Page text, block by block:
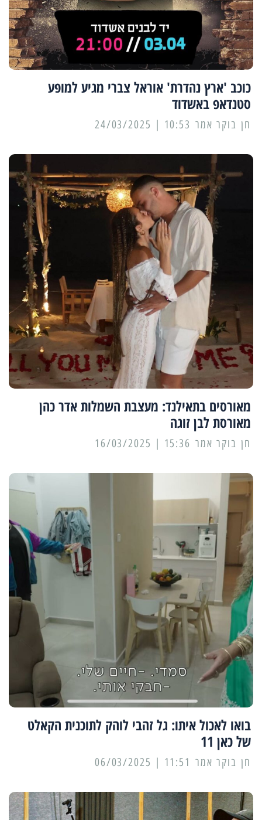
כוכב 'ארץ נהדרת' אוראל צברי מגיע למופע
סטנדאפ באשדוד
10:53 | 24/03/2025
מאורסים בתאילנד: מעצבת השמלות אדר כהן
מאורסת לבן זוגה
15:36 | 16/03/2025
בואו לאכול איתו: גל זהבי לוהק לתוכנית הקאלט
של כאן 11
11:51 | 06/03/2025